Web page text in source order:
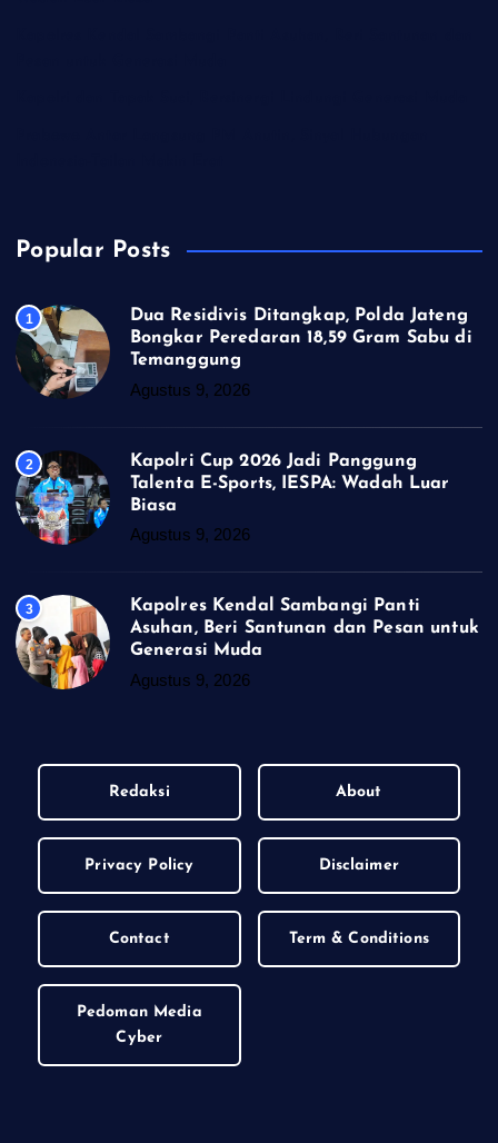
Popular Posts
1
Dua Residivis Ditangkap, Polda Jateng
Bongkar Peredaran 18,59 Gram Sabu di
Temanggung
Agustus 9, 2026
2
Kapolri Cup 2026 Jadi Panggung
Talenta E-Sports, IESPA: Wadah Luar
Biasa
Agustus 9, 2026
3
Kapolres Kendal Sambangi Panti
Asuhan, Beri Santunan dan Pesan untuk
Generasi Muda
Agustus 9, 2026
Redaksi About
Privacy Policy Disclaimer
Contact Term & Conditions
Pedoman Media
Cyber